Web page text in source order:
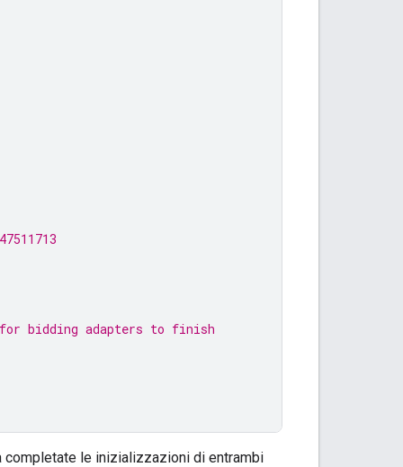
bidding adapters to finish
completate le inizializzazioni di entrambi